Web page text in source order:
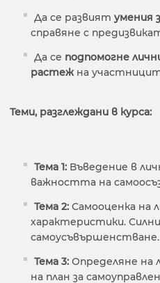
Да се развият умения
справяне с
Да се подпомогне
растежна
Теми, разглеждани в курса:
Тема 1: Въведение в
важността на
Тема 2: Самооценка на
характеристики.
самоусъвършенстване.
Тема 3: Определяне на
на план за